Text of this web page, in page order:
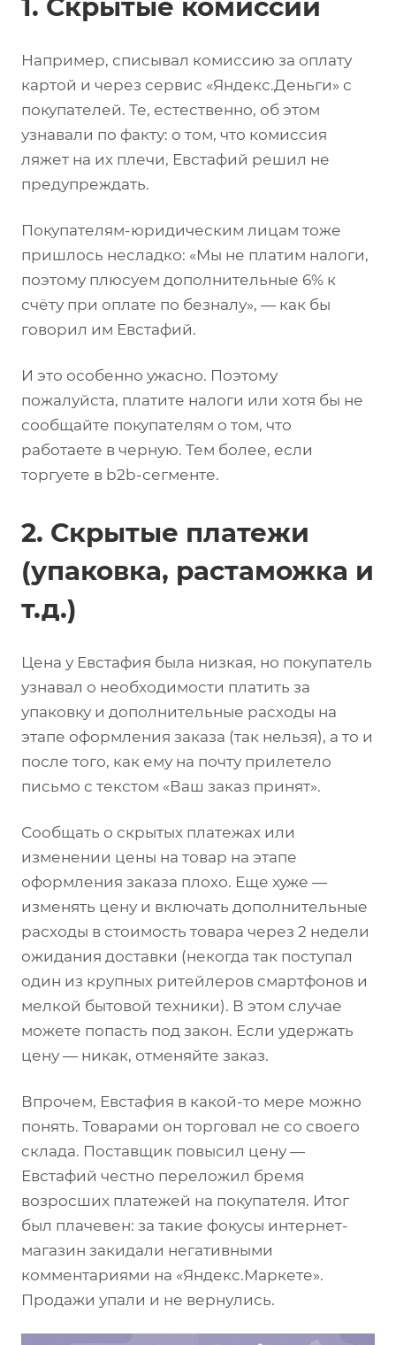
Например, списывал комиссию за оплату
картой и через сервис «Яндекс.Деньги» с
покупателей. Те, естественно, об этом
узнавали по факту: о том, что комиссия
ляжет на их плечи, Евстафий решил не
предупреждать.
Покупателям-юридическим лицам тоже
пришлось несладко: «Мы не платим налоги,
поэтому плюсуем дополнительные 6% к
счёту при оплате по безналу», — как бы
говорил им Евстафий.
И это особенно ужасно. Поэтому
пожалуйста, платите налоги или хотя бы не
сообщайте покупателям о том, что
работаете в черную. Тем более, если
торгуете в b2b-сегменте.
2. Скрытые платежи
(упаковка, растаможка и
т.д.)
Цена у Евстафия была низкая, но покупатель
узнавал о необходимости платить за
упаковку и дополнительные расходы на
этапе оформления заказа (так нельзя), а то и
после того, как ему на почту прилетело
письмо с текстом «Ваш заказ принят».
Сообщать о скрытых платежах или
изменении цены на товар на этапе
оформления заказа плохо. Еще хуже —
изменять цену и включать дополнительные
расходы в стоимость товара через 2 недели
ожидания доставки (некогда так поступал
один из крупных ритейлеров смартфонов и
мелкой бытовой техники). В этом случае
можете попасть под закон. Если удержать
цену — никак, отменяйте заказ.
Впрочем, Евстафия в какой-то мере можно
понять. Товарами он торговал не со своего
склада. Поставщик повысил цену —
Евстафий честно переложил бремя
возросших платежей на покупателя. Итог
был плачевен: за такие фокусы интернет-
магазин закидали негативными
комментариями на «Яндекс.Маркете».
Продажи упали и не вернулись.